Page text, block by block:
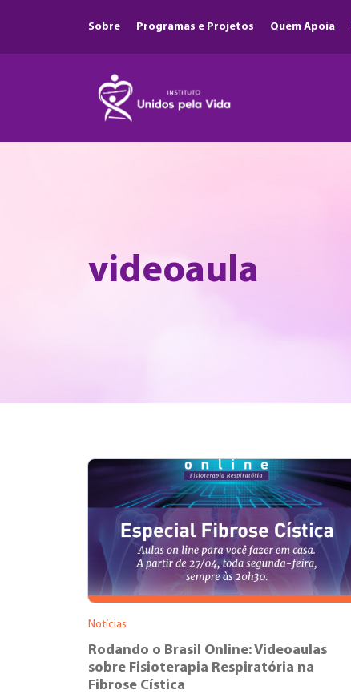
Sobre Programas e Projetos Quem Apoia
videoaula
Notícias
Rodando o Brasil Online: Videoaulas
sobre Fisioterapia Respiratória na
Fibrose Cística